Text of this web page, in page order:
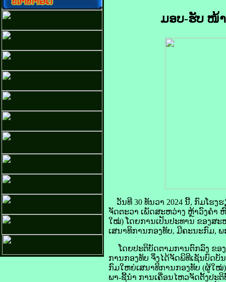
ມອບ-ຮັບ ໜ້
ວັນທີ 30 ທັນວາ 2024 ນີ້, ກົມໂຮ
ຈັດຕະວາ ເພັດສະຫວ່າງ ຫຼ້າວົງຄໍາ
ໃໝ່) ໂດຍການເປັນປະທານ ຂອງສ
ເສນາທິການກອງທັບ, ມີຄະນະກົມ,
ໂດຍປະຕິບັດຕາມການຕົກລົງ ຂອ
ການກອງທັບ ຈຶ່ງໄດ້ຈັດພິທີເຊັນບົດ
ກົມໃຫຍ່ເສນາທິການກອງທັບ (ຜູ້ໃໝ່
ພາ-ຊີ້ນໍາ ການເຄື່ອນໄຫວຈັດຕັ້ງປະ